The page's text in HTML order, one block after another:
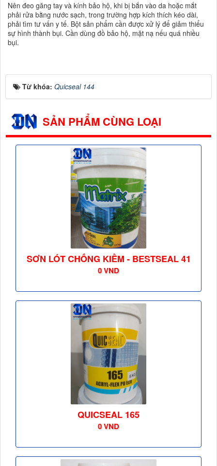
Nên đeo găng tay và kính bảo hộ, khi bị bắn vào da hoặc mắt
phải rửa bằng nước sạch, trong trường hợp kích thích kéo dài,
phải tìm tư vấn y tế. Bột sản phẩm cần được xử lý để giảm thiểu
sự hình thành bụi. Cần dùng đồ bảo hộ, mặt nạ nếu quá nhiều
bụi.
Từ khóa: Quicseal 144
SẢN PHẨM CÙNG LOẠI
SƠN LÓT CHỐNG KIỀM - BESTSEAL 41
0 VND
QUICSEAL 165
0 VND